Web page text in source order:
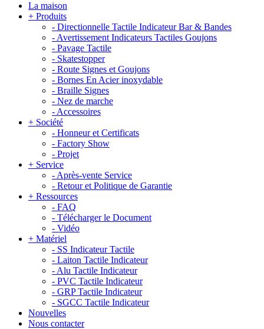
La maison
+ Produits
- Directionnelle Tactile Indicateur Bar & Bandes
- Avertissement Indicateurs Tactiles Goujons
- Pavage Tactile
- Skatestopper
- Route Signes et Goujons
- Bornes En Acier inoxydable
- Braille Signes
- Nez de marche
- Accessoires
+ Société
- Honneur et Certificats
- Factory Show
- Projet
+ Service
- Après-vente Service
- Retour et Politique de Garantie
+ Ressources
- FAQ
- Télécharger le Document
- Vidéo
+ Matériel
- SS Indicateur Tactile
- Laiton Tactile Indicateur
- Alu Tactile Indicateur
- PVC Tactile Indicateur
- GRP Tactile Indicateur
- SGCC Tactile Indicateur
Nouvelles
Nous contacter